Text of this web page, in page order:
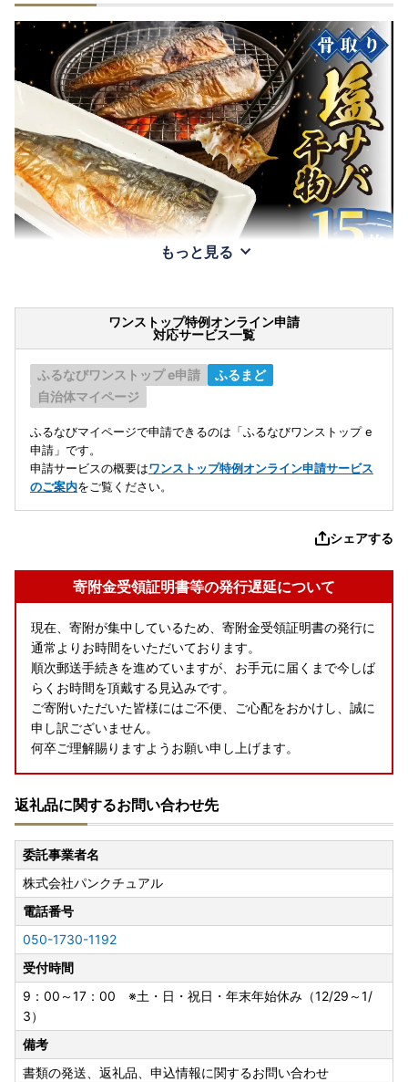
もっと見る
ワンストップ特例オンライン申請
対応サービス一覧
ふるなびワンストップ e申請
ふるまど
自治体マイページ
ふるなびマイページで申請できるのは「ふるなびワンストップ e
申請」です。
申請サービスの概要はワンストップ特例オンライン申請サービス
のご案内をご覧ください。
シェアする
寄附金受領証明書等の発行遅延について
現在、寄附が集中しているため、寄附金受領証明書の発行に
通常よりお時間をいただいております。
順次郵送手続きを進めていますが、お手元に届くまで今しば
らくお時間を頂戴する見込みです。
ご寄附いただいた皆様にはご不便、ご心配をおかけし、誠に
申し訳ございません。
何卒ご理解賜りますようお願い申し上げます。
返礼品に関するお問い合わせ先
委託事業者名
株式会社パンクチュアル
電話番号
050-1730-1192
受付時間
9：00～17：00 ※土・日・祝日・年末年始休み（12/29～1/
3）
備考
書類の発送、返礼品、申込情報に関するお問い合わせ